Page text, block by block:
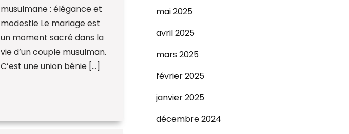
musulmane : élégance et
modestie Le mariage est
un moment sacré dans la
vie d’un couple musulman.
C’est une union bénie […]
mai 2025
avril 2025
mars 2025
février 2025
janvier 2025
décembre 2024